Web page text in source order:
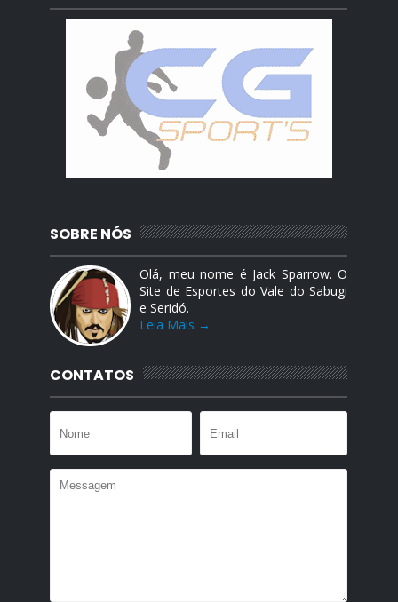
SOBRE NÓS
Olá, meu nome é Jack Sparrow. O
Site de Esportes do Vale do Sabugi
e Seridó.
Leia Mais →
CONTATOS